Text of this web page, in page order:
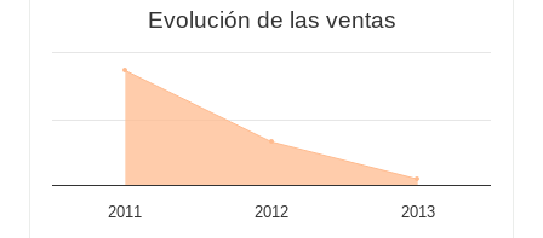
Evolución de las ventas
2011 2012 2013